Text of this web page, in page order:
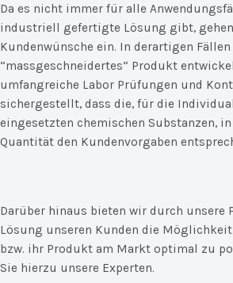
Da es nicht immer für alle
industriell gefertigte Lösung gibt,
Kundenwünsche ein. In derartigen
“massgeschneidertes“ Produkt
umfangreiche Labor Prüfungen und
sichergestellt, dass die, für die
eingesetzten chemischen Substanzen,
Quantität den Kundenvorgaben
Darüber hinaus bieten wir durch unsere
Lösung unseren Kunden die
bzw. ihr Produkt am Markt optimal zu
Sie hierzu unsere Experten.